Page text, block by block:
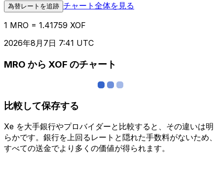
為替レートを追跡 チャート全体を見る
1 MRO = 1.41759 XOF
2026年8月7日 7:41 UTC
MRO から XOF のチャート
比較して保存する
Xe を大手銀行やプロバイダーと比較すると、その違いは明
らかです。銀行を上回るレートと隠れた手数料がないため、
すべての送金でより多くの価値が得られます。